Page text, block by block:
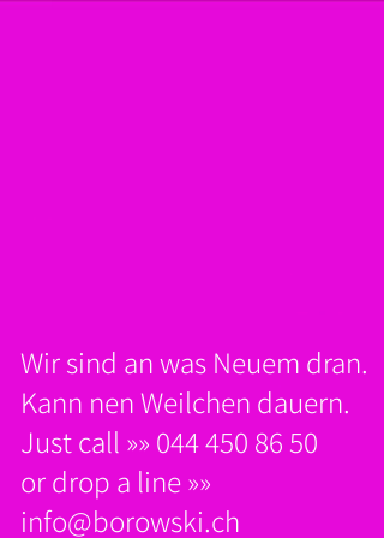
Wir sind an was Neuem dran.
Kann nen Weilchen dauern.
Just call »» 044 450 86 50
or drop a line »»
info@borowski.ch